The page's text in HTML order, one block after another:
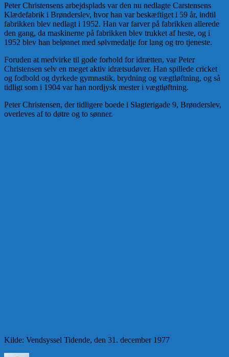
Peter Christensens arbejdsplads var den nu nedlagte Carstensens
Klædefabrik i Brønderslev, hvor han var beskæftiget i 59 år, indtil
fabrikken blev nedlagt i 1952. Han var farver på fabrikken allerede
den gang, da maskinerne på fabrikken blev trukket af heste, og i
1952 blev han belønnet med sølvmedalje for lang og tro tjeneste.
Foruden at medvirke til gode forhold for idrætten, var Peter
Christensen selv en meget aktiv idrætsudøver. Han spillede cricket
og fodbold og dyrkede gymnastik, brydning og vægtløftning, og så
tidligt som i 1904 var han nordjysk mester i vægtløftning.
Peter Christensen, der tidligere boede i Slagterigade 9, Brønderslev,
overleves af to døtre og to sønner.
Kilde: Vendsyssel Tidende, den 31. december 1977